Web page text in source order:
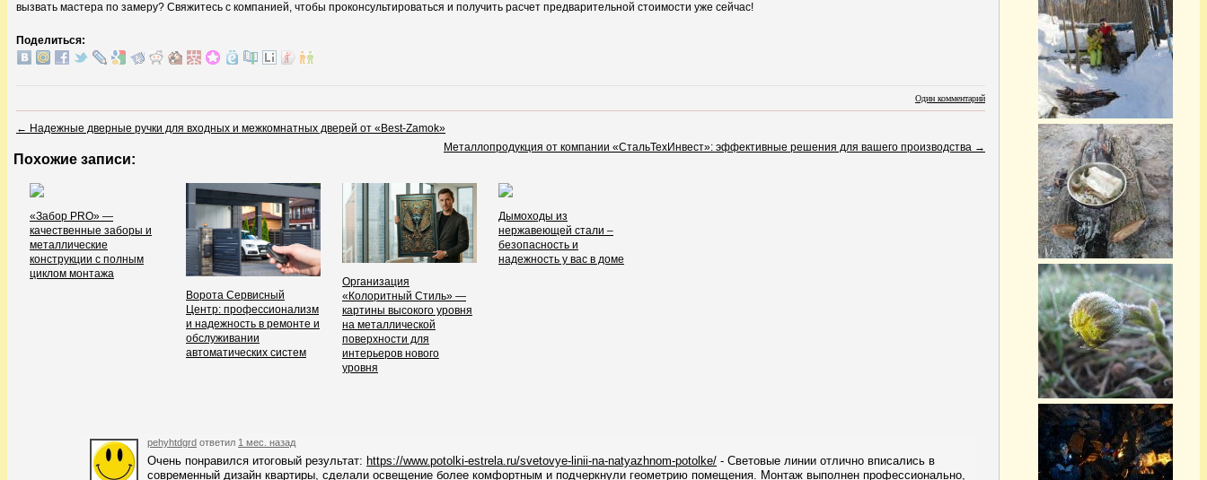
вызвать мастера по замеру? Свяжитесь с компанией, чтобы проконсультироваться и получить расчет предварительной стоимости уже сейчас!
Поделиться:
Один комментарий
← Надежные дверные ручки для входных и межкомнатных дверей от «Best-Zamok»
Металлопродукция от компании «СтальТехИнвест»: эффективные решения для вашего производства →
Похожие записи:
«Забор PRO» —
качественные заборы и
металлические
конструкции с полным
циклом монтажа
Ворота Сервисный
Центр: профессионализм
и надежность в ремонте и
обслуживании
автоматических систем
Организация
«Колоритный Стиль» —
картины высокого уровня
на металлической
поверхности для
интерьеров нового
уровня
Дымоходы из
нержавеющей стали –
безопасность и
надежность у вас в доме
pehyhtdgrd ответил 1 мес. назад
Очень понравился итоговый результат: https://www.potolki-estrela.ru/svetovye-linii-na-natyazhnom-potolke/ - Световые линии отлично вписались в
современный дизайн квартиры, сделали освещение более комфортным и подчеркнули геометрию помещения. Монтаж выполнен профессионально,